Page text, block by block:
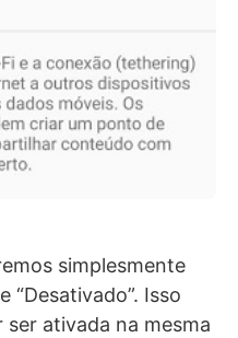
simplesmente
“Desativado”. Isso
ativada na mesma